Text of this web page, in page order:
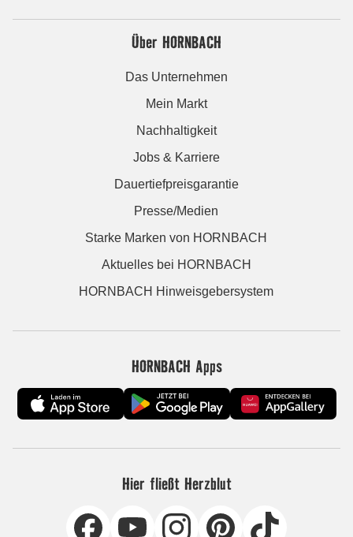
Über HORNBACH
Das Unternehmen
Mein Markt
Nachhaltigkeit
Jobs & Karriere
Dauertiefpreisgarantie
Presse/Medien
Starke Marken von HORNBACH
Aktuelles bei HORNBACH
HORNBACH Hinweisgebersystem
HORNBACH Apps
Hier fließt Herzblut